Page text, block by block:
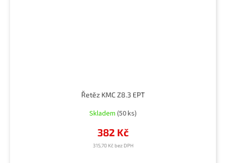
Řetěz KMC Z8.3 EPT
Skladem (50 ks)
315,70 Kč bez DPH
382 Kč